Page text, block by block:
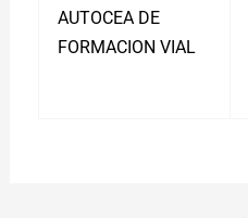
AUTOCEA DE
FORMACION VIAL